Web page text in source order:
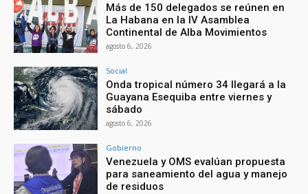
Más de 150 delegados se reúnen en
La Habana en la IV Asamblea
Continental de Alba Movimientos
agosto 6, 2026
Social
Onda tropical número 34 llegará a la
Guayana Esequiba entre viernes y
sábado
agosto 6, 2026
Gobierno
Venezuela y OMS evalúan propuesta
para saneamiento del agua y manejo
de residuos